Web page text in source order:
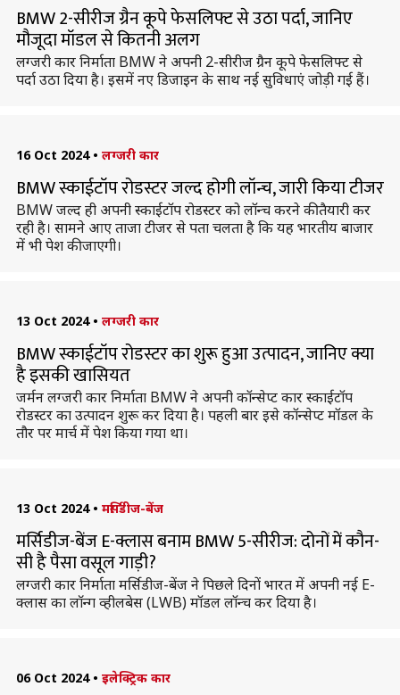
BMW 2-सीरीज ग्रैन कूपे फेसलिफ्ट से उठा पर्दा, जानिए
मौजूदा मॉडल से कितनी अलग
लग्जरी कार निर्माता BMW ने अपनी 2-सीरीज ग्रैन कूपे फेसलिफ्ट से
पर्दा उठा दिया है। इसमें नए डिजाइन के साथ नई सुविधाएं जोड़ी गई हैं।
16 Oct 2024 • लग्जरी कार
BMW स्काईटॉप रोडस्टर जल्द होगी लॉन्च, जारी किया टीजर
BMW जल्द ही अपनी स्काईटॉप रोडस्टर को लॉन्च करने की तैयारी कर
रही है। सामने आए ताजा टीजर से पता चलता है कि यह भारतीय बाजार
में भी पेश की जाएगी।
13 Oct 2024 • लग्जरी कार
BMW स्काईटॉप रोडस्टर का शुरू हुआ उत्पादन, जानिए क्या
है इसकी खासियत
जर्मन लग्जरी कार निर्माता BMW ने अपनी कॉन्सेप्ट कार स्काईटॉप
रोडस्टर का उत्पादन शुरू कर दिया है। पहली बार इसे कॉन्सेप्ट मॉडल के
तौर पर मार्च में पेश किया गया था।
13 Oct 2024 • मर्सिडीज-बेंज
मर्सिडीज-बेंज E-क्लास बनाम BMW 5-सीरीज: दोनों में कौन-
सी है पैसा वसूल गाड़ी?
लग्जरी कार निर्माता मर्सिडीज-बेंज ने पिछले दिनों भारत में अपनी नई E-
क्लास का लाॅन्ग व्हीलबेस (LWB) मॉडल लॉन्च कर दिया है।
06 Oct 2024 • इलेक्ट्रिक कार